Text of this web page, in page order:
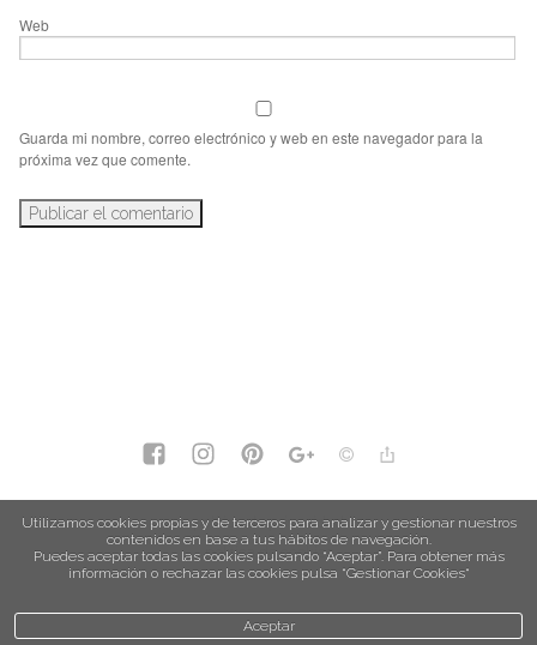
Web
Guarda mi nombre, correo electrónico y web en este navegador para la
próxima vez que comente.
política de privacidad
política de cookies
Utilizamos cookies propias y de terceros para analizar y gestionar nuestros
contenidos en base a tus hábitos de navegación.
Puedes aceptar todas las cookies pulsando “Aceptar”. Para obtener más
información o rechazar las cookies pulsa “Gestionar Cookies“
Aceptar